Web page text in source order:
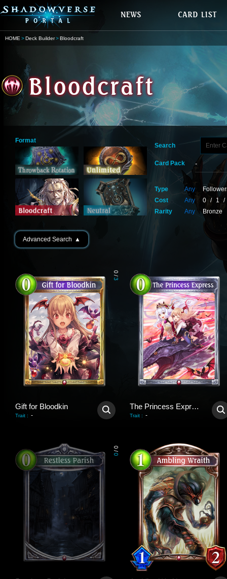
HOME Deck Builder Bloodcraft
Format
Search
Card Pack
Type Any
Cost
Any 0 / 1 /
Rarity
Any Bronze
Advanced Search ▲
0
/
3
Gift for Bloodkin
Trait : -
The Princess Express
Trait : -
0
/
0